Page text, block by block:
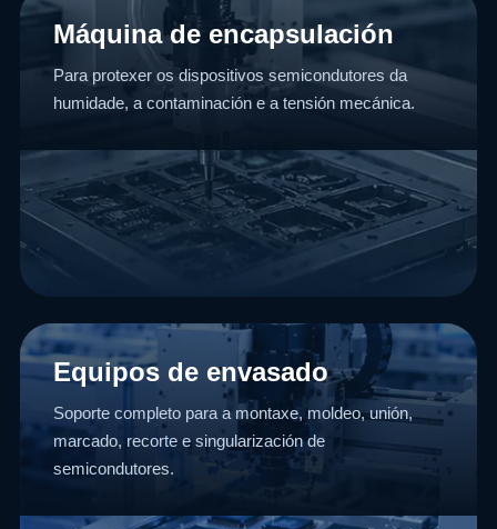
Máquina de encapsulación
Para protexer os dispositivos semicondutores da
humidade, a contaminación e a tensión mecánica.
Equipos de envasado
Soporte completo para a montaxe, moldeo, unión,
marcado, recorte e singularización de
semicondutores.